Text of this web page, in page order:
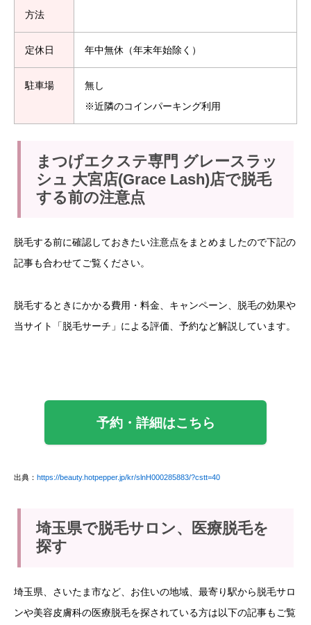
方法
定休日 年中無休（年末年始除く）
駐車場
無し
※近隣のコインパーキング利用
まつげエクステ専門 グレースラッ
シュ 大宮店(Grace Lash)店で脱毛
する前の注意点
脱毛する前に確認しておきたい注意点をまとめましたので下記の
記事も合わせてご覧ください。
脱毛するときにかかる費用・料金、キャンペーン、脱毛の効果や
当サイト「脱毛サーチ」による評価、予約など解説しています。
予約・詳細はこちら
出典： https://beauty.hotpepper.jp/kr/slnH000285883/?cstt=40
埼玉県で脱毛サロン、医療脱毛を
探す
埼玉県、さいたま市など、お住いの地域、最寄り駅から脱毛サロ
ンや美容皮膚科の医療脱毛を探されている方は以下の記事もご覧